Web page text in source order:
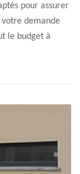
pour assurer
demande
le budget à